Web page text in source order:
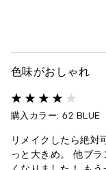
色味がおしゃれ
購入カラー: 62 BLUE
リメイクしたら絶対
っと大きめ。 他ブ